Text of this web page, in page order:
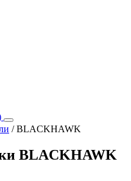
/BLACKHAWK
BLACKHAWK